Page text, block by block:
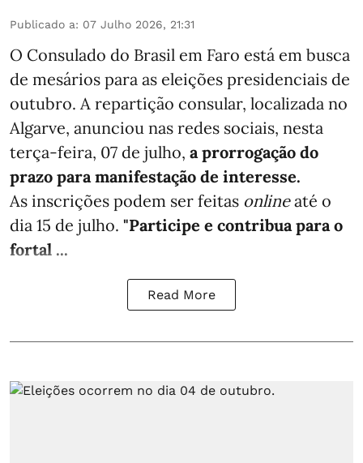
Publicado a: 07 Julho 2026, 21:31
O Consulado do Brasil em Faro está em busca
de mesários para as eleições presidenciais de
outubro. A repartição consular, localizada no
Algarve, anunciou nas redes sociais, nesta
terça-feira, 07 de julho, a prorrogação do
prazo para manifestação de interesse.
As inscrições podem ser feitas onlineaté o
dia 15 de julho. "Participe e contribua para o
fortal ...
Read More